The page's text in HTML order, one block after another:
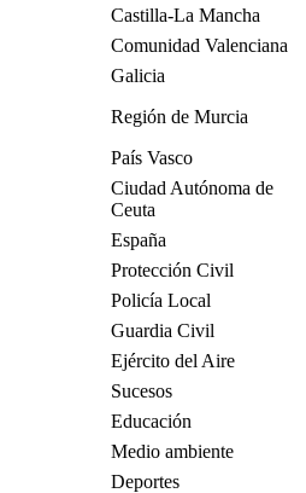
Castilla-La Mancha
Comunidad Valenciana
Galicia
Región de Murcia
País Vasco
Ciudad Autónoma de
Ceuta
España
Protección Civil
Policía Local
Guardia Civil
Ejército del Aire
Sucesos
Educación
Medio ambiente
Deportes